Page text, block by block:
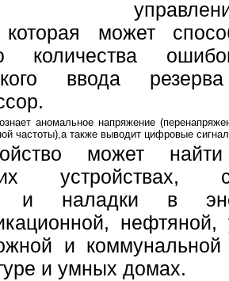
которая может
количества
ввода
аномальное напряжение
частоты),а также выводит цифровые
может
устройствах,
и наладки в
нефтяной,
и
и умных домах.